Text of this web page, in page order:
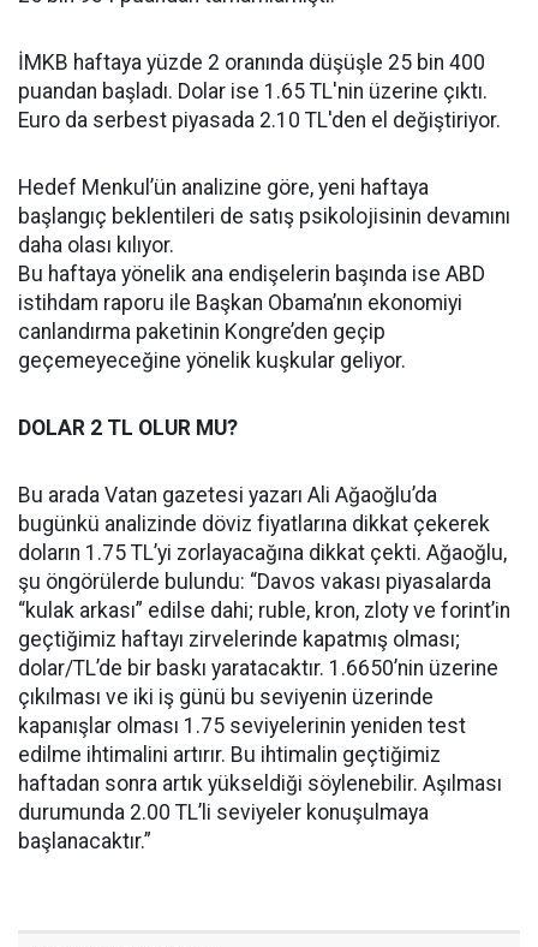
İMKB haftaya yüzde 2 oranında düşüşle 25 bin 400
puandan başladı. Dolar ise 1.65 TL'nin üzerine çıktı.
Euro da serbest piyasada 2.10 TL'den el değiştiriyor.
Hedef Menkul’ün analizine göre, yeni haftaya
başlangıç beklentileri de satış psikolojisinin devamını
daha olası kılıyor.
Bu haftaya yönelik ana endişelerin başında ise ABD
istihdam raporu ile Başkan Obama’nın ekonomiyi
canlandırma paketinin Kongre’den geçip
geçemeyeceğine yönelik kuşkular geliyor.
DOLAR 2 TL OLUR MU?
Bu arada Vatan gazetesi yazarı Ali Ağaoğlu’da
bugünkü analizinde döviz fiyatlarına dikkat çekerek
doların 1.75 TL’yi zorlayacağına dikkat çekti. Ağaoğlu,
şu öngörülerde bulundu: “Davos vakası piyasalarda
“kulak arkası” edilse dahi; ruble, kron, zloty ve forint’in
geçtiğimiz haftayı zirvelerinde kapatmış olması;
dolar/TL’de bir baskı yaratacaktır. 1.6650’nin üzerine
çıkılması ve iki iş günü bu seviyenin üzerinde
kapanışlar olması 1.75 seviyelerinin yeniden test
edilme ihtimalini artırır. Bu ihtimalin geçtiğimiz
haftadan sonra artık yükseldiği söylenebilir. Aşılması
durumunda 2.00 TL’li seviyeler konuşulmaya
başlanacaktır.”